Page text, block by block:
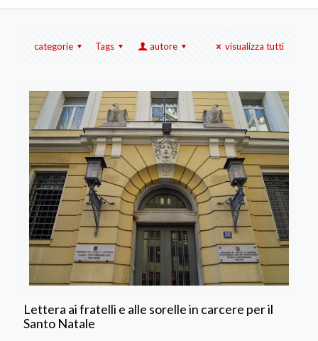
categorie Tags autore visualizza tutti
Lettera ai fratelli e alle sorelle in carcere per il
Santo Natale